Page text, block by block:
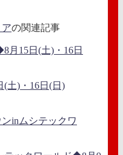
の関連記事
土)・16日(日)